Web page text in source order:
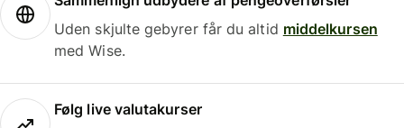
Uden skjulte gebyrer får du altid middelkursen
med Wise.
Følg live valutakurser